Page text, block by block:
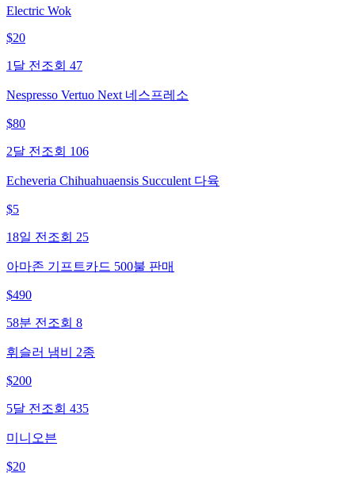
Electric Wok
$20
1달 전 조회 47
Nespresso Vertuo Next 네스프레소
$80
2달 전 조회 106
Echeveria Chihuahuaensis Succulent 다육
$5
18일 전 조회 25
아마존 기프트카드 500불 판매
$490
58분 전 조회 8
휘슬러 냄비 2종
$200
5달 전 조회 435
미니오븐
$20